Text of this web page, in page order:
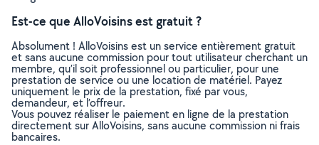
Est-ce que AlloVoisins est gratuit ?
Absolument ! AlloVoisins est un service entièrement gratuit
et sans aucune commission pour tout utilisateur cherchant un
membre, qu’il soit professionnel ou particulier, pour une
prestation de service ou une location de matériel. Payez
uniquement le prix de la prestation, fixé par vous,
demandeur, et l’offreur.
Vous pouvez réaliser le paiement en ligne de la prestation
directement sur AlloVoisins, sans aucune commission ni frais
bancaires.